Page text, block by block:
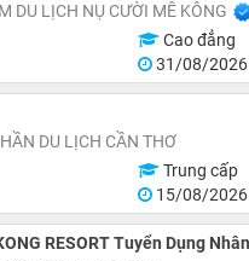
DU LỊCH NỤ CƯỜI MÊ KÔNG
Cao đẳng
31/08/2026
DU LỊCH CẦN THƠ
Trung cấp
15/08/2026